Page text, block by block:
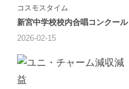
コスモスタイム
新宮中学校校内合唱コンクール
2026-02-15